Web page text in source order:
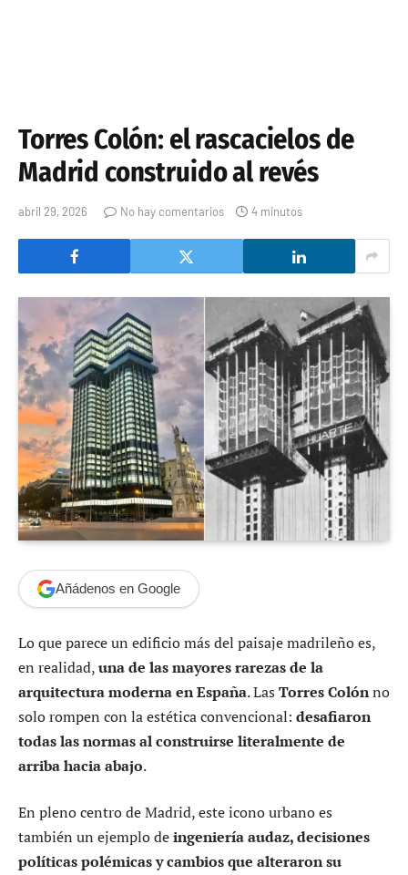
Torres Colón: el rascacielos de
Madrid construido al revés
abril 29, 2026 No hay comentarios 4 minutos
Añádenos en Google
Lo que parece un edificio más del paisaje madrileño es,
en realidad,una de las mayores rarezas de la
arquitectura moderna en España. Las Torres Colónno
solo rompen con la estética convencional: desafiaron
todas las normas al construirse literalmente de
arriba hacia abajo.
En pleno centro de Madrid, este icono urbano es
también un ejemplo deingeniería audaz, decisiones
políticas polémicas y cambios que alteraron su